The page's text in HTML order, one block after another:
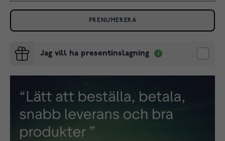
PRENUMERERA
Jag vill ha presentinslagning